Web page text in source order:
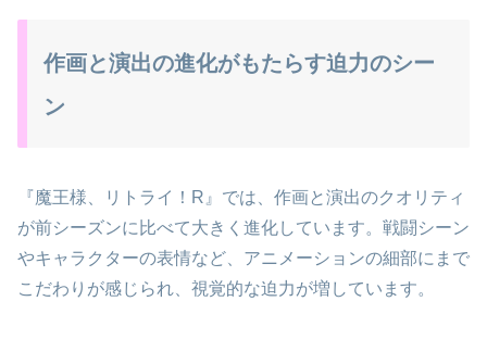
作画と演出の進化がもたらす迫力のシー
ン
『魔王様、リトライ！R』では、作画と演出のクオリティ
が前シーズンに比べて大きく進化しています。戦闘シーン
やキャラクターの表情など、アニメーションの細部にまで
こだわりが感じられ、視覚的な迫力が増しています。